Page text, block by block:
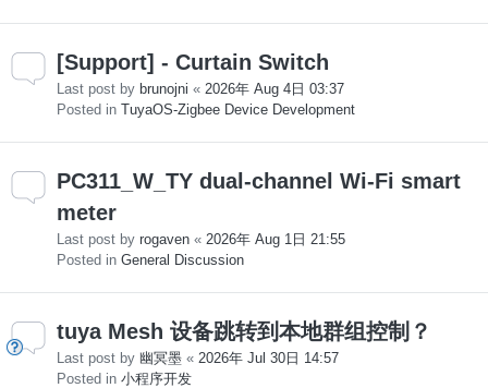
[Support] - Curtain Switch
Last post by brunojni « 2026年 Aug 4日 03:37
Posted in TuyaOS-Zigbee Device Development
PC311_W_TY dual-channel Wi-Fi smart
meter
Last post by rogaven « 2026年 Aug 1日 21:55
Posted in General Discussion
tuya Mesh 设备跳转到本地群组控制？
Last post by 幽冥墨 « 2026年 Jul 30日 14:57
Posted in 小程序开发